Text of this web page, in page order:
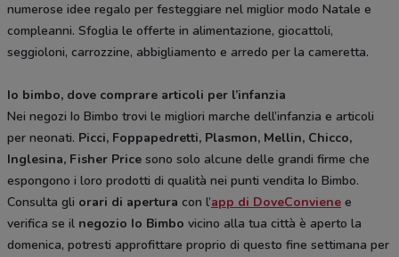
numerose idee regalo per festeggiare nel miglior modo Natale e
compleanni. Sfoglia le offerte in alimentazione, giocattoli,
seggioloni, carrozzine, abbigliamento e arredo per la cameretta.
Io bimbo, dove comprare articoli per l’infanzia
Nei negozi Io Bimbo trovi le migliori marche dell’infanzia e articoli
per neonati. Picci, Foppapedretti, Plasmon, Mellin, Chicco,
Inglesina, Fisher Price sono solo alcune delle grandi firme che
espongono i loro prodotti di qualità nei punti vendita Io Bimbo.
Consulta gli orari di apertura con l’app di DoveConviene e
verifica se il negozio Io Bimbo vicino alla tua città è aperto la
domenica, potresti approfittare proprio di questo fine settimana per